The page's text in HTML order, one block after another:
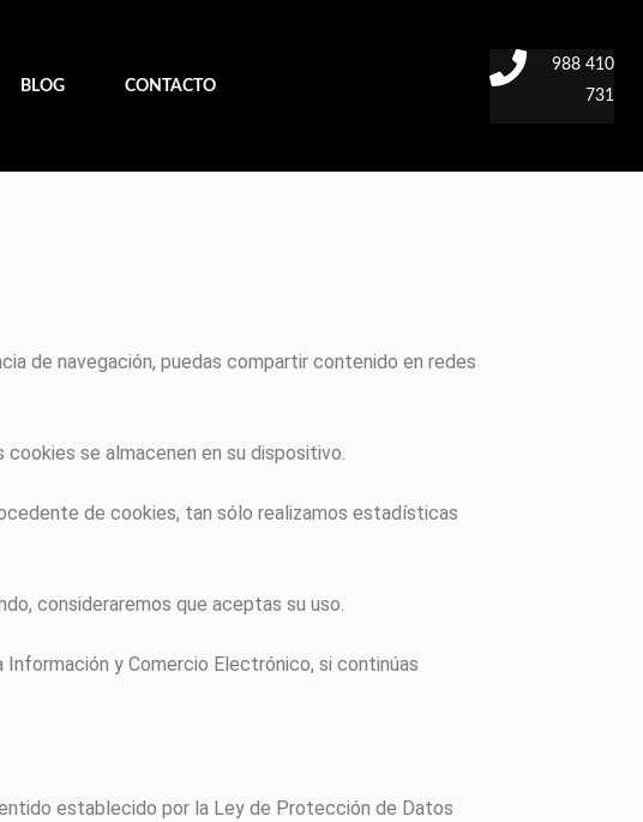
BLOG CONTACTO
988 410
731
de navegación, puedas compartir contenido en redes
se almacenen en su dispositivo.
de cookies, tan sólo realizamos estadísticas
consideraremos que aceptas su uso.
y Comercio Electrónico, si continúas
establecido por la Ley de Protección de Datos